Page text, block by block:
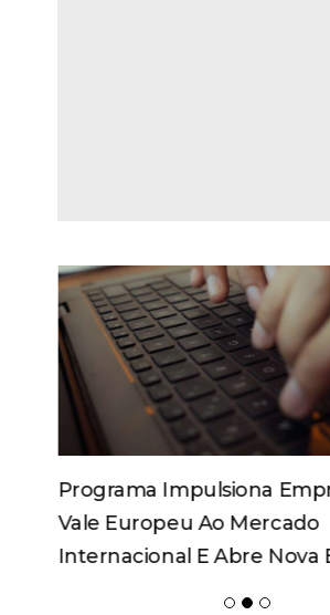
Programa Impulsiona
Vale Europeu Ao Mercado
Internacional E Abre Nova